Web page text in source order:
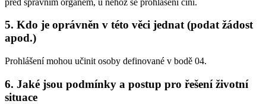
5. Kdo je oprávněn v této věci jednat (podat žádost
apod.)
Prohlášení mohou učinit osoby definované v bodě 04.
6. Jaké jsou podmínky a postup pro řešení životní
situace